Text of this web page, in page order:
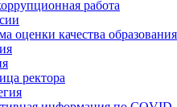
работа
оценки качества образования
ректора